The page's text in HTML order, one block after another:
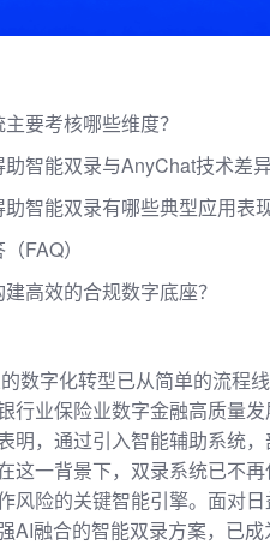
主要考核哪些维度？
助智能双录与AnyChat技术差
智能双录有哪些典型应用表
FAQ）
高效的合规数字底座？
数字化转型已从简单的流程
行业保险业数字金融高质量
明，通过引入智能辅助系统
这一背景下，双录系统已不
风险的关键智能引擎。面对
AI融合的智能双录方案，已成